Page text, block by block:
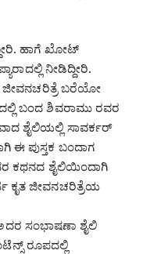
ಹಾಗೆ ಖೋಟ್
ನೀಡಿದ್ದೀರಿ.
ಜೀವನಚರಿತ್ರೆ ಬರೆಯೋ
ಬಂದ ಶಿವರಾಮು ರವರ
ಶೈಲಿಯಲ್ಲಿ ಸಾವರ್ಕರ್
ಈ ಪುಸ್ತಕ ಬಂದಾಗ
ಕಥನದ ಶೈಲಿಯಿಂದಾಗಿ
ಕೃತ ಜೀವನಚರಿತ್ರೆಯ
ಸಂಭಾಷಣಾ ಶೈಲಿ
ರೂಪದಲ್ಲಿ